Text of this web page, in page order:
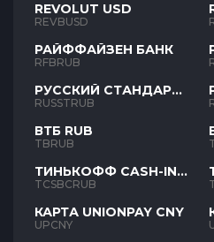
REVOLUT USD
REVBUSD
РАЙФФАЙЗЕН БАНК
RFBRUB
РУССКИЙ СТАНДАРТ
RUB
RUSSTRUB
ВТБ RUB
TBRUB
ТИНЬКОФФ CASH-IN
RUB
TCSBCRUB
КАРТА UNIONPAY CNY
UPCNY